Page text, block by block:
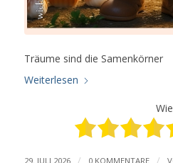
Träume sind die Samenkörner
Weiterlesen
29. JULI 2026 / 0 KOMMENTARE /